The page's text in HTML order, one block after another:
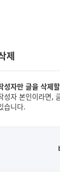
제
성자만 글을 삭제
성자 본인이라면,
습니다.